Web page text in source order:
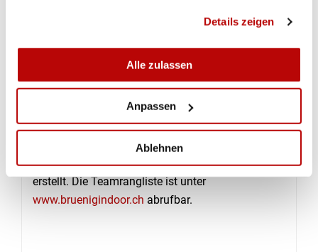
Details zeigen
Alle zulassen
Anpassen
Ablehnen
Frei und Simon Zellweger erzielte 9235.7 und
Durchschnittsleistungen nach 5 Wettkämpfen pro
Person pro Passe (10 Schüsse) sind: «Balsthal
Weil das 24-Stunden-Schiessen ein
Teamwettkampf ist, wurde keine Einzelrangliste
erstellt. Die Teamrangliste ist unter
www.bruenigindoor.ch abrufbar.